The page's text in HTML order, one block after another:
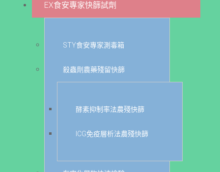
EX食安專家快篩試劑
STY食安專家測毒箱
殺蟲劑農藥殘留快篩
酵素抑制率法農殘快篩
ICG免疫層析法農殘快篩